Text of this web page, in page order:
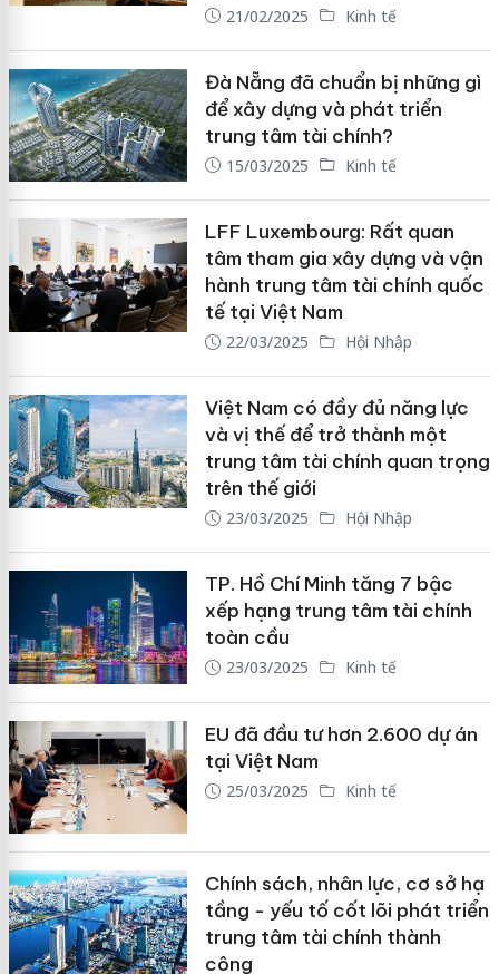
21/02/2025 Kinh tế
Đà Nẵng đã chuẩn bị những gì
để xây dựng và phát triển
trung tâm tài chính?
15/03/2025 Kinh tế
LFF Luxembourg: Rất quan
tâm tham gia xây dựng và vận
hành trung tâm tài chính quốc
tế tại Việt Nam
22/03/2025 Hội Nhập
Việt Nam có đầy đủ năng lực
và vị thế để trở thành một
trung tâm tài chính quan trọng
trên thế giới
23/03/2025 Hội Nhập
TP. Hồ Chí Minh tăng 7 bậc
xếp hạng trung tâm tài chính
toàn cầu
23/03/2025 Kinh tế
EU đã đầu tư hơn 2.600 dự án
tại Việt Nam
25/03/2025 Kinh tế
Chính sách, nhân lực, cơ sở hạ
tầng - yếu tố cốt lõi phát triển
trung tâm tài chính thành
công